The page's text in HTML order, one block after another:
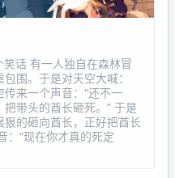
笑话 有一人独自在森林冒
围。于是对天空大喊：
传来一个声音：“还不一
带头的酋长砸死。” 于是
的砸向酋长，正好把酋长
：“现在你才真的死定